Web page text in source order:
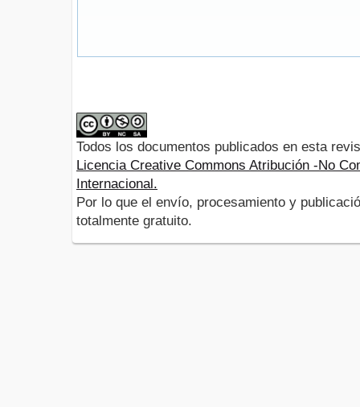
Todos los documentos publicados en esta
Licencia Creative Commons Atribución -No
Internacional.
Por lo que el envío, procesamiento y
totalmente gratuito.